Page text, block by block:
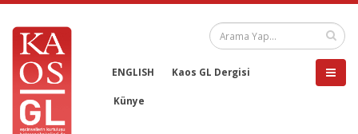
ENGLISH Kaos GL Dergisi
Künye